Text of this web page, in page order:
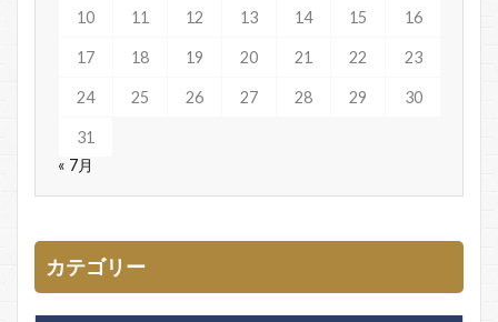
10 11 12 13 14 15 16
17 18 19 20 21 22 23
24 25 26 27 28 29 30
31
« 7月
カテゴリー